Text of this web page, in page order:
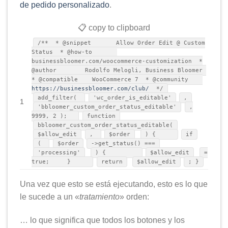
de pedido personalizado.
📋 copy to clipboard
1
/** * @snippet Allow Order Edit @ Custom
Status * @how-to
businessbloomer.com/woocommerce-customization *
@author Rodolfo Melogli, Business Bloomer
* @compatible WooCommerce 7 * @community
https://businessbloomer.com/club/
*/
add_filter(
'wc_order_is_editable'
,
'bbloomer_custom_order_status_editable'
,
9999, 2 );
function
bbloomer_custom_order_status_editable(
$allow_edit
, $order ) {
if
(
$order
->get_status() ===
'processing'
) { $allow_edit
=
true; }
return $allow_edit ; }
Una vez que esto se está ejecutando, esto es lo que
le sucede a un «tratamiento» orden:
… lo que significa que todos los botones y los